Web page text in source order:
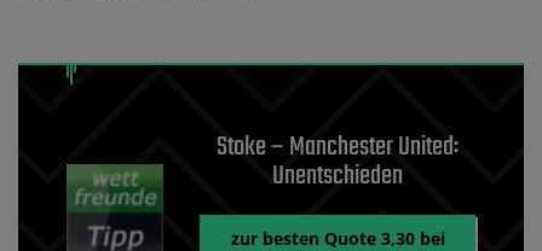
Stoke – Manchester United:
Unentschieden
zur besten Quote 3,30 bei